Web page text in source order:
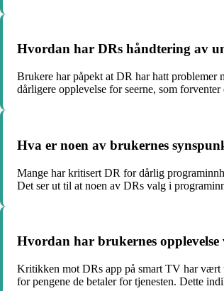
Hvordan har DRs håndtering av
Brukere har påpekt at DR har hatt problemer
dårligere opplevelse for seerne, som
Hva er noen av brukernes
Mange har kritisert DR for dårlig
Det ser ut til at noen av DRs valg i
Hvordan har brukernes
Kritikken mot DRs app på smart TV har vært
for pengene de betaler for tjenesten. Dette